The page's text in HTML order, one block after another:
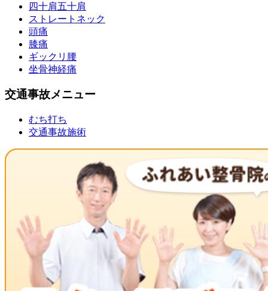
四十肩五十肩
ストレートネック
頭痛
膝痛
ギックリ腰
坐骨神経痛
交通事故メニュー
むち打ち
交通事故施術